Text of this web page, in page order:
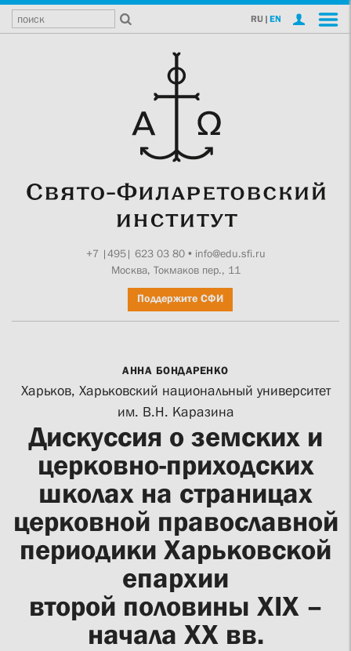
RU | EN
+7 |495| 623 03 80• info@edu.sfi.ru
Москва, Токмаков пер., 11
Поддержите СФИ
АННА БОНДАРЕНКО
Харьков, Харьковский национальный университет
им. В.Н. Каразина
Дискуссия о земских и
церковно-приходских
школах на страницах
церковной православной
периодики Харьковской
епархии
второй половины ХІХ –
начала ХХ вв.